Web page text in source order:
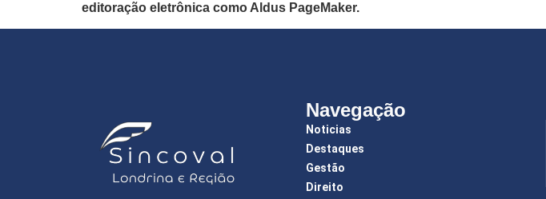
editoração eletrônica como Aldus PageMaker.
Navegação
Noticias
Destaques
Gestão
Direito